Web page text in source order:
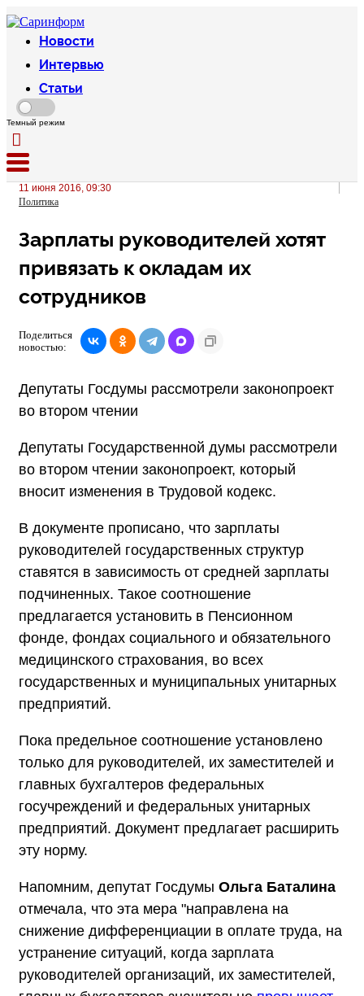
Новости
Интервью
Статьи
Темный режим
11 июня 2016, 09:30
Политика
Зарплаты руководителей хотят
привязать к окладам их
сотрудников
Поделиться
новостью:
Депутаты Госдумы рассмотрели законопроект
во втором чтении
Депутаты Государственной думы рассмотрели
во втором чтении законопроект, который
вносит изменения в Трудовой кодекс.
В документе прописано, что зарплаты
руководителей государственных структур
ставятся в зависимость от средней зарплаты
подчиненных. Такое соотношение
предлагается установить в Пенсионном
фонде, фондах социального и обязательного
медицинского страхования, во всех
государственных и муниципальных унитарных
предприятий.
Пока предельное соотношение установлено
только для руководителей, их заместителей и
главных бухгалтеров федеральных
госучреждений и федеральных унитарных
предприятий. Документ предлагает расширить
эту норму.
Напомним, депутат Госдумы Ольга Баталина
отмечала, что эта мера "направлена на
снижение дифференциации в оплате труда, на
устранение ситуаций, когда зарплата
руководителей организаций, их заместителей,